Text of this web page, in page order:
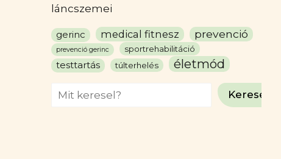
láncszemei
gerinc medical fitnesz prevenció
prevenció gerinc sportrehabilitáció
testtartás túlterhelés életmód
Search Keresés